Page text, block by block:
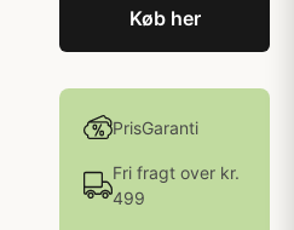
Køb her
PrisGaranti
Fri fragt over kr.
499